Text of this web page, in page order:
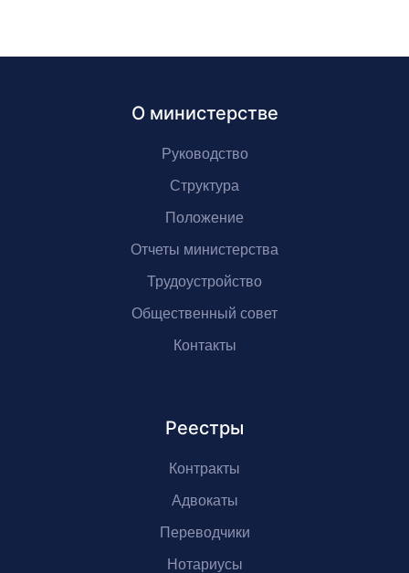
О министерстве
Руководство
Структура
Положение
Отчеты министерства
Трудоустройство
Общественный совет
Контакты
Реестры
Контракты
Адвокаты
Переводчики
Нотариусы